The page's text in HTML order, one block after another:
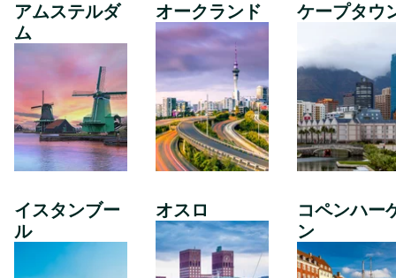
アムステルダ
ム
イスタンブー
ル
オークランド
オスロ
ケープタウ
コペンハー
ン